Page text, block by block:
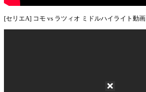
[セリエA] コモ vs ラツィオ ミドルハイライト動画